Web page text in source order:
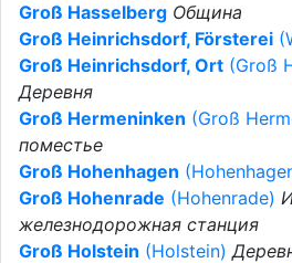
Groß Hasselberg Община
Groß Heinrichsdorf, Försterei
Groß Heinrichsdorf, Ort (Groß
Деревня
Groß Hermeninken (Groß
поместье
Groß Hohenhagen
Groß Hohenrade (Hohenrade)
железнодорожная станция
Groß Holstein (Holstein)